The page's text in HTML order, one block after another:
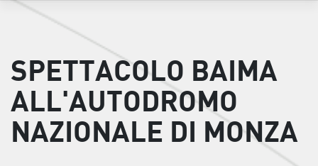
SPETTACOLO BAIMA
ALL'AUTODROMO
NAZIONALE DI MONZA